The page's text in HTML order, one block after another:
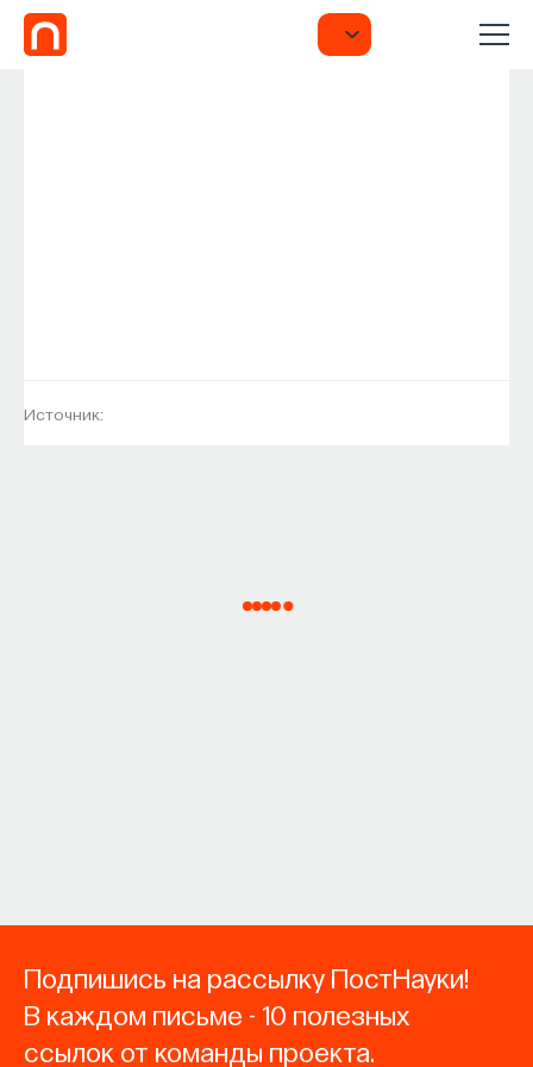
Источник:
Подпишись на рассылку ПостНауки!
В каждом письме - 10 полезных
ссылок от команды проекта.